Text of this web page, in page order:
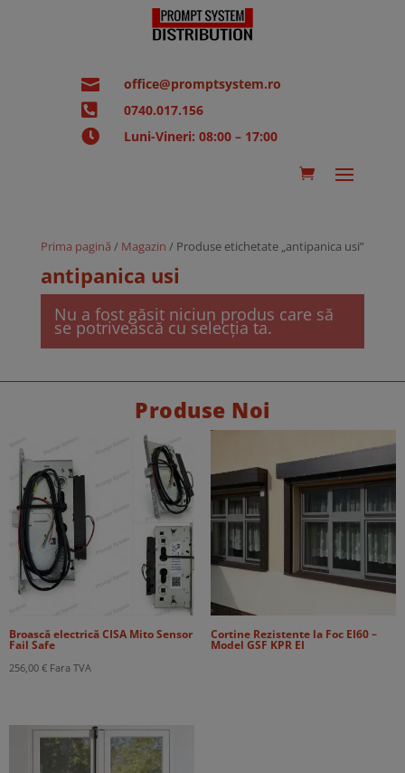
 office@promptsystem.ro
 0740.017.156
 Luni-Vineri: 08:00 – 17:00
Prima pagină / Magazin / Produse etichetate „antipanica usi”
antipanica usi
Nu a fost găsit niciun produs care să
se potrivească cu selecția ta.
Produse Noi
Broască electrică CISA Mito Sensor
Fail Safe
256,00 € Fara TVA
Cortine Rezistente la Foc EI60 –
Model GSF KPR EI